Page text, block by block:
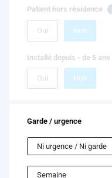
Patient hors résidence
Oui Non
Installé depuis - de 5 ans
Oui Non
Garde / urgence